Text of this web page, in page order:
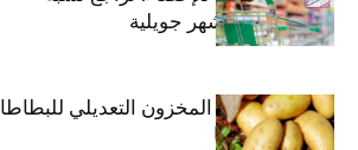
التضخم خلال شهر جويلية
وزارة الفلاحة : المخزون التعديلي للبطاطا
بلغ 12392 طنا